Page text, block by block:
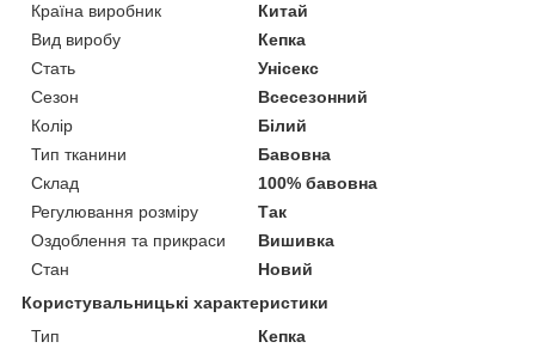
Країна виробник
Китай
Вид виробу
Кепка
Стать
Унісекс
Сезон
Всесезонний
Колір
Білий
Тип тканини
Бавовна
Склад
100% бавовна
Регулювання розміру
Так
Оздоблення та прикраси
Вишивка
Стан
Новий
Користувальницькі характеристики
Тип
Кепка